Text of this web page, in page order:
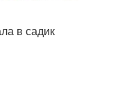
в садик